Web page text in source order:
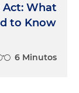
What
to Know
6 Minutos